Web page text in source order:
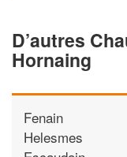
D’autres
Hornaing
Fenain
Helesmes